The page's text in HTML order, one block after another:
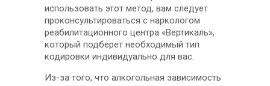
использовать этот метод, вам следует
проконсультироваться с наркологом
реабилитационного центра «Вертикаль»,
который подберет необходимый тип
кодировки индивидуально для вас.
Из-за того, что алкогольная зависимость